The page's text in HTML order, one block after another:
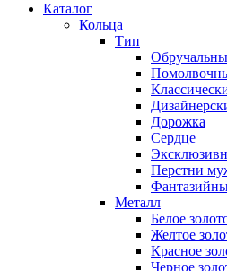
Каталог
Кольца
Тип
Дорожка
Сердце
Перстни
Металл
Белое
Желтое
Красное
Черное